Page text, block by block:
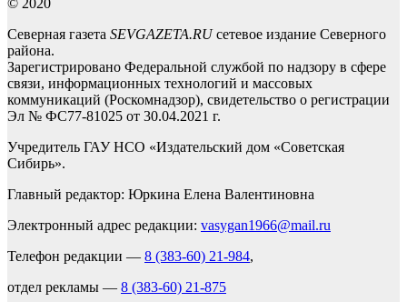
© 2020
Северная газета SEVGAZETA.RUсетевое издание Северного
района.
Зарегистрировано Федеральной службой по надзору в сфере
связи, информационных технологий и массовых
коммуникаций (Роскомнадзор), свидетельство о регистрации
Эл № ФС77-81025 от 30.04.2021 г.
Учредитель ГАУ НСО «Издательский дом «Советская
Сибирь».
Главный редактор: Юркина Елена Валентиновна
Электронный адрес редакции: vasygan1966@mail.ru
Телефон редакции — 8 (383-60) 21-984,
отдел рекламы — 8 (383-60) 21-875